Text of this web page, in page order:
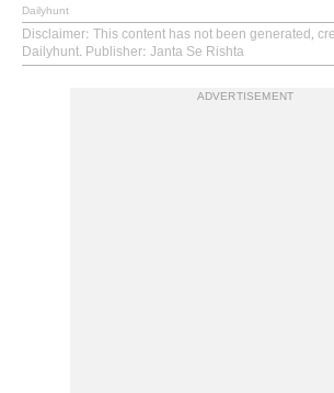
Dailyhunt
Disclaimer: This content has not been generated,
Dailyhunt. Publisher: Janta Se Rishta
ADVERTISEMENT